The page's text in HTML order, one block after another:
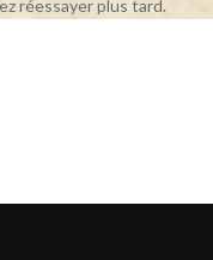
réessayer plus tard.